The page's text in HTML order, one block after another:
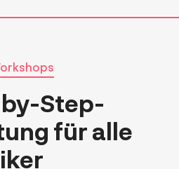
Step-
für alle